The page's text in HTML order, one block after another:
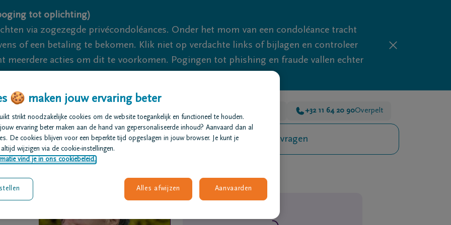
tot oplichting)
via zogezegde privécondoléances. Onder het mom van een condoléance tracht
of een betaling te bekomen. Klik niet op verdachte links of bijlagen en controleer
meerdere acties om dit te voorkomen. Pogingen tot phishing en fraude vallen echter
+32 11 64 20 90Overpelt
regelen Overlijdensberichten Ons uitvaartcentrum Veelgestelde vragen
🍪 maken jouw ervaring beter
strikt noodzakelijke cookies om de website toegankelijk en functioneel te houden.
ervaring beter maken aan de hand van gepersonaliseerde inhoud? Aanvaard dan al
De cookies blijven voor een beperkte tijd opgeslagen in jouw browser. Je kunt je
wijzigen via de cookie-instellingen.
vind je in ons cookiebeleid.
Alles afwijzen Aanvaarden